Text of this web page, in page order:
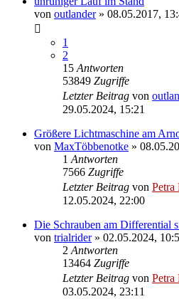
von outlander» 08.05.2017,
1
2
15Antworten
53849 Zugriffe
Letzter Beitrag von
29.05.2024, 15:21
Größere Lichtmaschine am
von MaxTöbbenotke »
1Antworten
7566 Zugriffe
Letzter Beitrag von Petra
12.05.2024, 22:00
Die Schrauben am Differential
von trialrider» 02.05.2024,
2Antworten
13464 Zugriffe
Letzter Beitrag von Petra
03.05.2024, 23:11